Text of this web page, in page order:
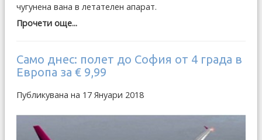
чугунена вана в летателен апарат.
Прочети още...
Само днес: полет до София от 4 града в
Европа за € 9,99
Публикувана на 17 Януари 2018